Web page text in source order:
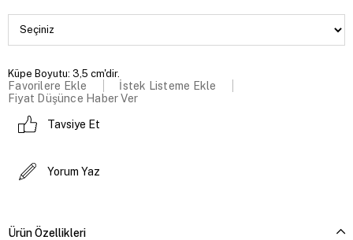
Küpe Boyutu: 3,5 cm'dir.
Favorilere Ekle
İstek Listeme Ekle
Fiyat Düşünce Haber Ver
Tavsiye Et
Yorum Yaz
Ürün Özellikleri